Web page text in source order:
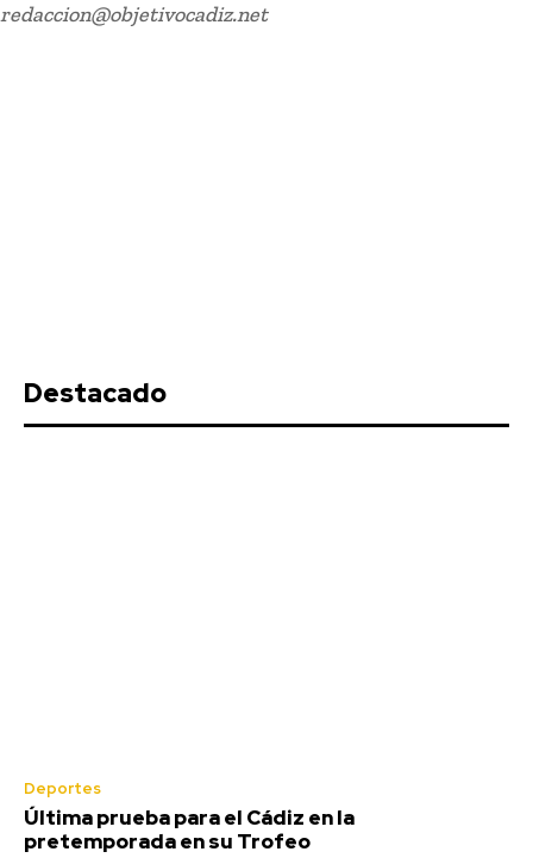
redaccion@objetivocadiz.net
Destacado
Deportes
Última prueba para el Cádiz en la
pretemporada en su Trofeo